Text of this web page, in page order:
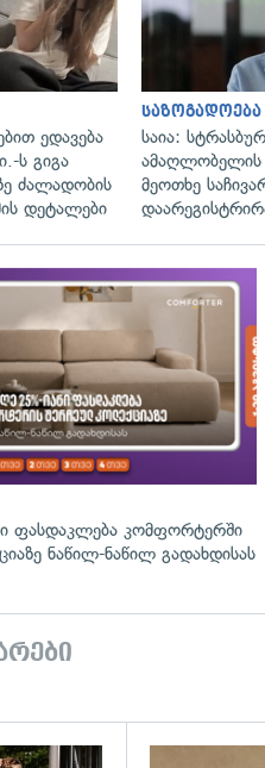
ედავება
ს გიგა
ძალადობის
დეტალები
საზოგადოება
საია:
ამაღლობელის
მეოთხე
ფასდაკლება კომფორტერში
ნაწილ-ნაწილ გადახდისას